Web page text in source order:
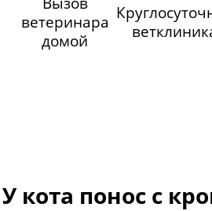
ветеринара
домой
У кота понос с